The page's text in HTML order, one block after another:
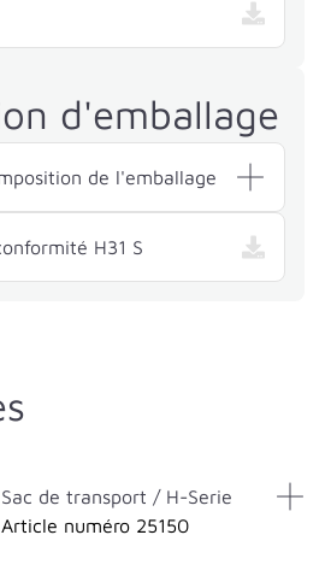
d'emballage
de l'emballage
H31 S — H31 S , ouvre
Sac de transport / H-Serie
Article numéro 25150